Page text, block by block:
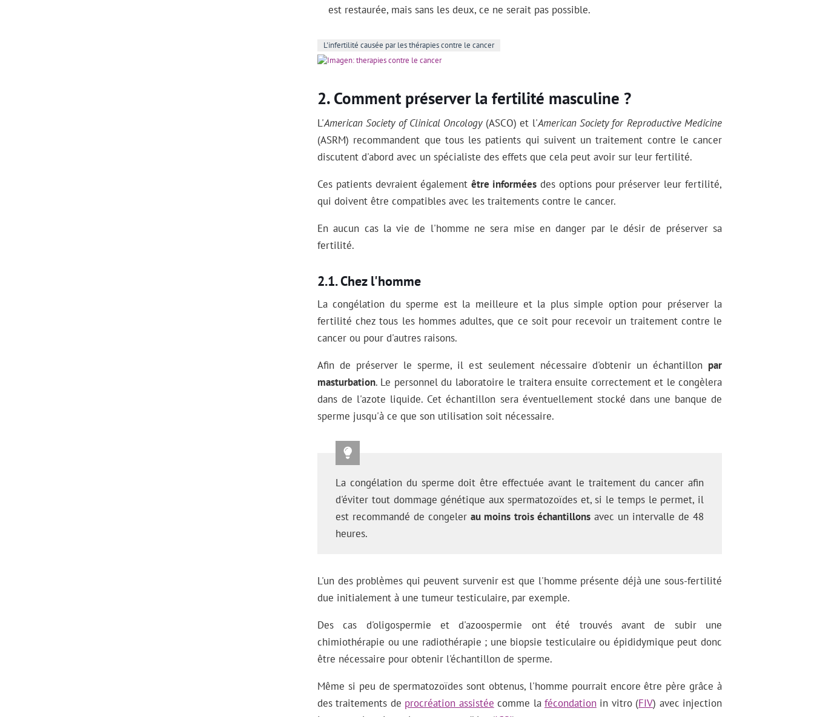
est restaurée, mais sans les deux, ce ne serait pas possible.
L'infertilité causée par les thérapies contre le cancer
Comment préserver la fertilité masculine ?
L'American Society of Clinical Oncology(ASCO) et l'American Society for Reproductive Medicine
(ASRM) recommandent que tous les patients qui suivent un traitement contre le cancer
discutent d'abord avec un spécialiste des effets que cela peut avoir sur leur fertilité.
Ces patients devraient égalementêtre informées des options pour préserver leur fertilité,
qui doivent être compatibles avec les traitements contre le cancer.
En aucun cas la vie de l'homme ne sera mise en danger par le désir de préserver sa
fertilité.
Chez l'homme
La congélation du sperme est la meilleure et la plus simple option pour préserver la
fertilité chez tous les hommes adultes, que ce soit pour recevoir un traitement contre le
cancer ou pour d'autres raisons.
Afin de préserver le sperme, il est seulement nécessaire d'obtenir un échantillon par
masturbation. Le personnel du laboratoire le traitera ensuite correctement et le congèlera
dans de l'azote liquide. Cet échantillon sera éventuellement stocké dans une banque de
sperme jusqu'à ce que son utilisation soit nécessaire.
La congélation du sperme doit être effectuée avant le traitement du cancer afin
d'éviter tout dommage génétique aux spermatozoïdes et, si le temps le permet, il
est recommandé de congelerau moins trois échantillonsavec un intervalle de 48
heures.
L'un des problèmes qui peuvent survenir est que l'homme présente déjà une sous-fertilité
due initialement à une tumeur testiculaire, par exemple.
Des cas d'oligospermie et d'azoospermie ont été trouvés avant de subir une
chimiothérapie ou une radiothérapie ; une biopsie testiculaire ou épididymique peut donc
être nécessaire pour obtenir l'échantillon de sperme.
Même si peu de spermatozoïdes sont obtenus, l'homme pourrait encore être père grâce à
des traitements de procréation assistée comme la fécondationin vitro (FIV) avec injection